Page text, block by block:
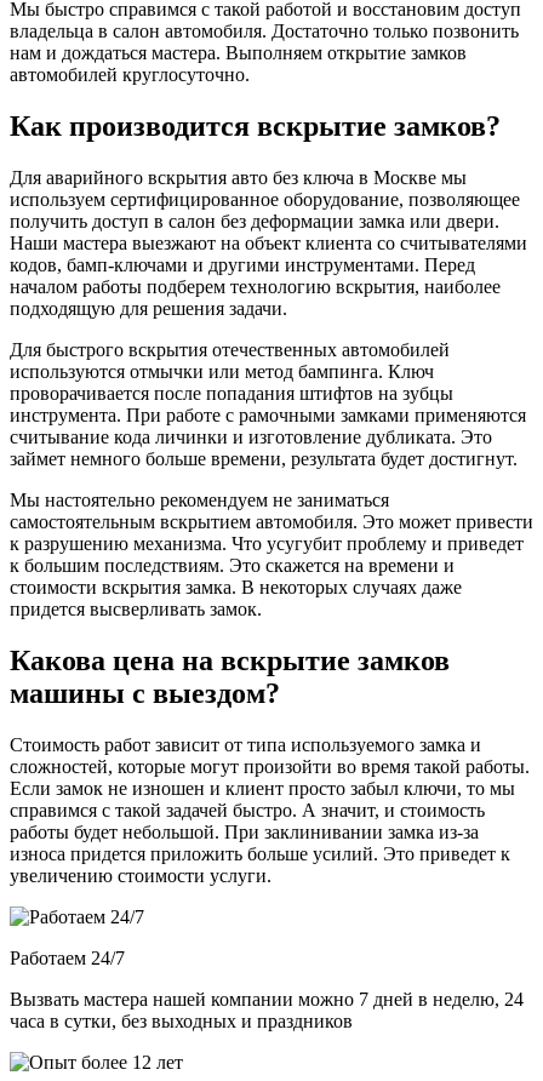
Мы быстро справимся с такой работой и восстановим доступ
владельца в салон автомобиля. Достаточно только позвонить
нам и дождаться мастера. Выполняем открытие замков
автомобилей круглосуточно.
Как производится вскрытие замков?
Для аварийного вскрытия авто без ключа в Москве мы
используем сертифицированное оборудование, позволяющее
получить доступ в салон без деформации замка или двери.
Наши мастера выезжают на объект клиента со считывателями
кодов, бамп-ключами и другими инструментами. Перед
началом работы подберем технологию вскрытия, наиболее
подходящую для решения задачи.
Для быстрого вскрытия отечественных автомобилей
используются отмычки или метод бампинга. Ключ
проворачивается после попадания штифтов на зубцы
инструмента. При работе с рамочными замками применяются
считывание кода личинки и изготовление дубликата. Это
займет немного больше времени, результата будет достигнут.
Мы настоятельно рекомендуем не заниматься
самостоятельным вскрытием автомобиля. Это может привести
к разрушению механизма. Что усугубит проблему и приведет
к большим последствиям. Это скажется на времени и
стоимости вскрытия замка. В некоторых случаях даже
придется высверливать замок.
Какова цена на вскрытие замков
машины с выездом?
Стоимость работ зависит от типа используемого замка и
сложностей, которые могут произойти во время такой работы.
Если замок не изношен и клиент просто забыл ключи, то мы
справимся с такой задачей быстро. А значит, и стоимость
работы будет небольшой. При заклинивании замка из-за
износа придется приложить больше усилий. Это приведет к
увеличению стоимости услуги.
Работаем 24/7
Вызвать мастера нашей компании можно 7 дней в неделю, 24
часа в сутки, без выходных и праздников